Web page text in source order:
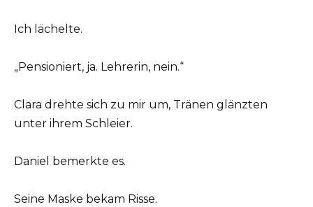
Ich lächelte.
„Pensioniert, ja. Lehrerin, nein.“
Clara drehte sich zu mir um, Tränen glänzten
unter ihrem Schleier.
Daniel bemerkte es.
Seine Maske bekam Risse.